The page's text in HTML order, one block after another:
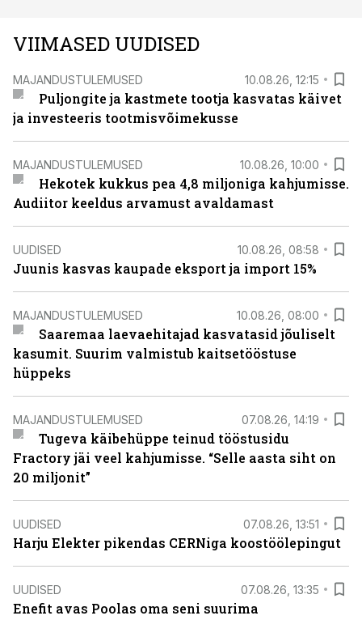
VIIMASED UUDISED
MAJANDUSTULEMUSED 10.08.26, 12:15
Puljongite ja kastmete tootja kasvatas käivet
ja investeeris tootmisvõimekusse
MAJANDUSTULEMUSED 10.08.26, 10:00
Hekotek kukkus pea 4,8 miljoniga kahjumisse.
Audiitor keeldus arvamust avaldamast
UUDISED 10.08.26, 08:58
Juunis kasvas kaupade eksport ja import 15%
MAJANDUSTULEMUSED 10.08.26, 08:00
Saaremaa laevaehitajad kasvatasid jõuliselt
kasumit. Suurim valmistub kaitsetööstuse
hüppeks
MAJANDUSTULEMUSED 07.08.26, 14:19
Tugeva käibehüppe teinud tööstusidu
Fractory jäi veel kahjumisse. “Selle aasta siht on
20 miljonit”
UUDISED 07.08.26, 13:51
Harju Elekter pikendas CERNiga koostöölepingut
UUDISED 07.08.26, 13:35
Enefit avas Poolas oma seni suurima